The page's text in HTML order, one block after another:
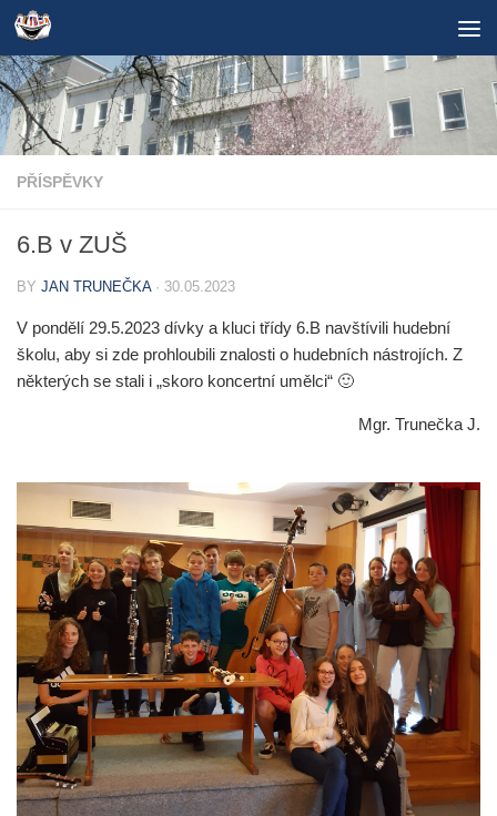
Skip to content
PŘÍSPĚVKY
6.B v ZUŠ
BY JAN TRUNEČKA · 30.05.2023
V pondělí 29.5.2023 dívky a kluci třídy 6.B navštívili hudební
školu, aby si zde prohloubili znalosti o hudebních nástrojích. Z
některých se stali i „skoro koncertní umělci“ 🙂
Mgr. Trunečka J.